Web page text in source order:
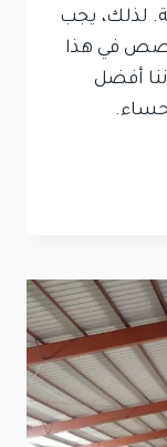
لذلك، يجب
في هذا
أفضل